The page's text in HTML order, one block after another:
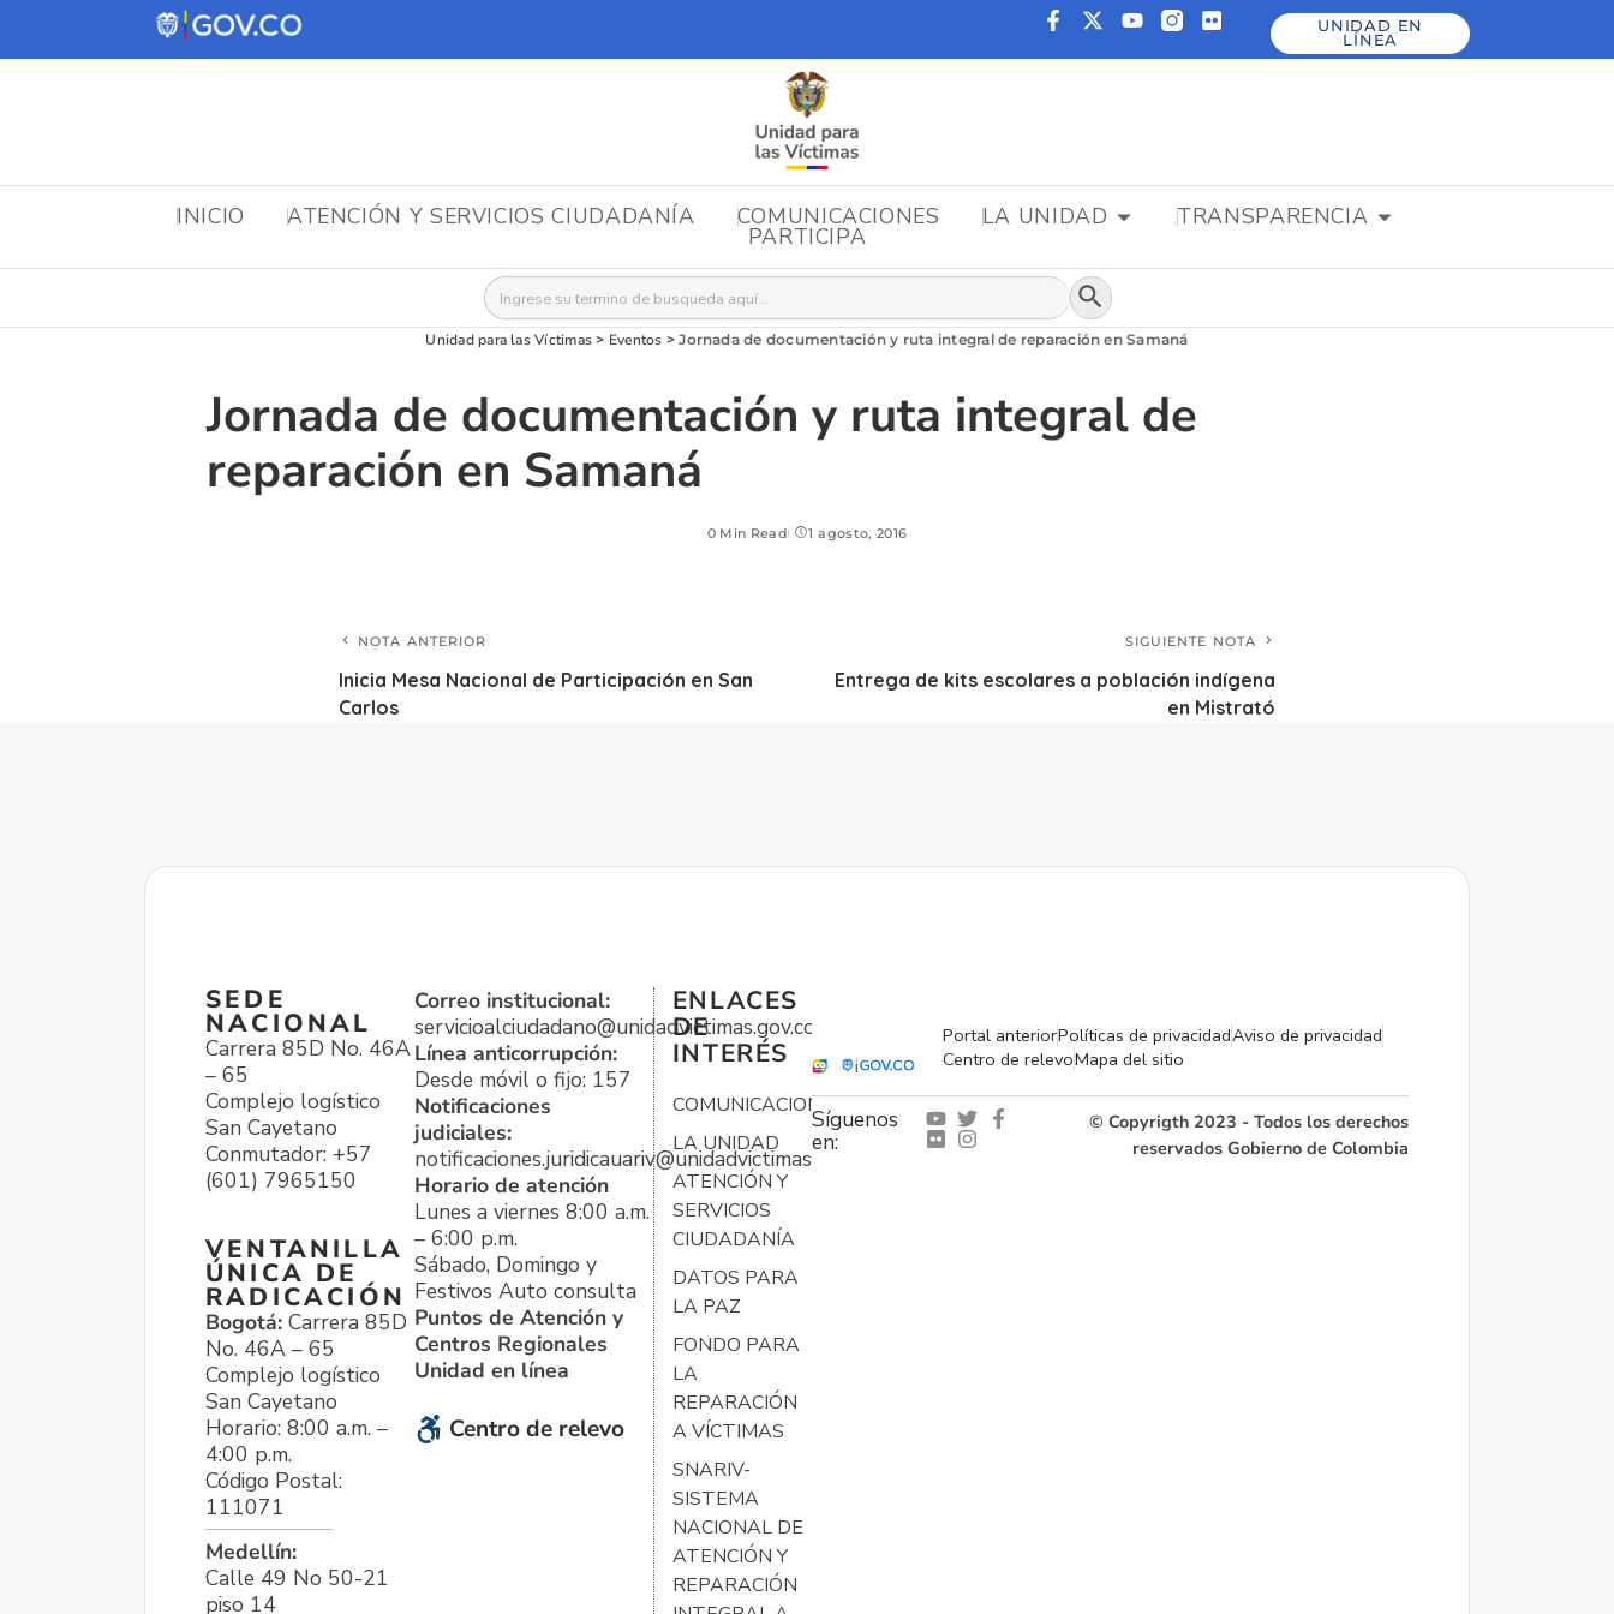
UNIDAD EN
LÍNEA
INICIO ATENCIÓN Y SERVICIOS CIUDADANÍA COMUNICACIONES LA UNIDAD TRANSPARENCIA
PARTICIPA
Buscar: Botón de búsqueda
Unidad para las Víctimas > Eventos >Jornada de documentación y ruta integral de reparación en Samaná
Jornada de documentación y ruta integral de
reparación en Samaná
0 Min Read 1 agosto, 2016
NOTA ANTERIOR
Inicia Mesa Nacional de Participación en San
Carlos
SIGUIENTE NOTA
Entrega de kits escolares a población indígena
en Mistrató
SEDE
NACIONAL
Carrera 85D No. 46A
– 65
Complejo logístico
San Cayetano
Conmutador: +57
(601) 7965150
VENTANILLA
ÚNICA DE
RADICACIÓN
Bogotá: Carrera 85D
No. 46A – 65
Complejo logístico
San Cayetano
Horario: 8:00 a.m. –
4:00 p.m.
Código Postal:
111071
Medellín:
Calle 49 No 50-21
piso 14
Correo institucional:
servicioalciudadano@unidadvictimas.gov.co
Línea anticorrupción:
Desde móvil o fijo: 157
Notificaciones
judiciales:
notificaciones.juridicauariv@unidadvictimas.gov.co
Horario de atención
Lunes a viernes 8:00 a.m.
– 6:00 p.m.
Sábado, Domingo y
Festivos Auto consulta
Puntos de Atención y
Centros Regionales
Unidad en línea
Centro de relevo
ENLACES
DE
INTERÉS
COMUNICACIONES
LA UNIDAD
ATENCIÓN Y
SERVICIOS
CIUDADANÍA
DATOS PARA
LA PAZ
FONDO PARA
LA
REPARACIÓN
A VÍCTIMAS
SNARIV-
SISTEMA
NACIONAL DE
ATENCIÓN Y
REPARACIÓN
Portal anteriorPolíticas de privacidadAviso de privacidad
Centro de relevoMapa del sitio
Síguenos
en:
© Copyrigth 2023 - Todos los derechos
reservados Gobierno de Colombia